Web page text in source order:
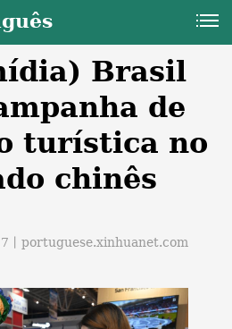
Brasil
de
turística no
chinês
丨portuguese.xinhuanet.com